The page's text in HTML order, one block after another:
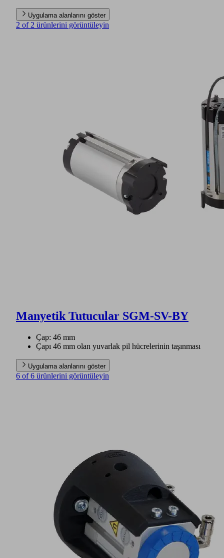
Uygulama alanlarını göster
2 of 2 ürünlerini görüntüleyin
Manyetik Tutucular SGM-SV-BY
Çap: 46 mm
Çapı 46 mm olan yuvarlak pil hücrelerinin taşınması
Uygulama alanlarını göster
6 of 6 ürünlerini görüntüleyin